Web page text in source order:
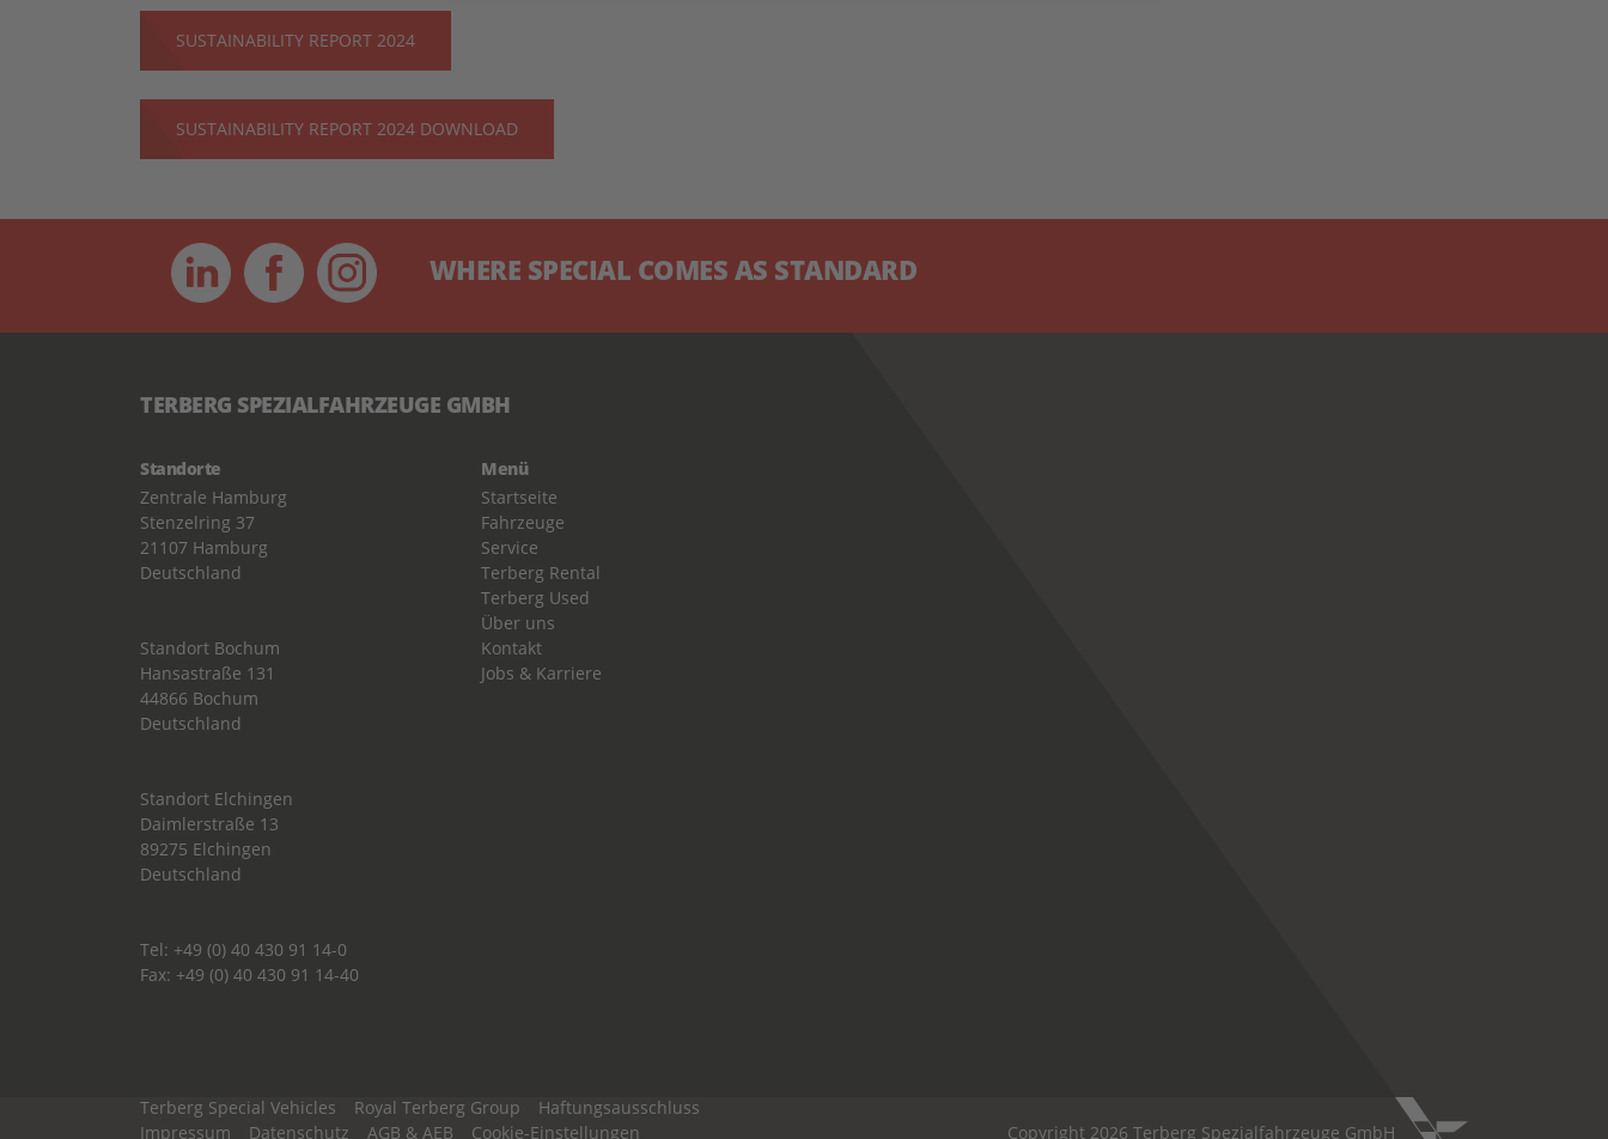
SUSTAINABILITY REPORT 2024
SUSTAINABILITY REPORT 2024 DOWNLOAD
WHERE SPECIAL COMES AS STANDARD
TERBERG SPEZIALFAHRZEUGE GMBH
Standorte
Zentrale Hamburg
Stenzelring 37
21107 Hamburg
Deutschland
Standort Bochum
Hansastraße 131
44866 Bochum
Deutschland
Standort Elchingen
Daimlerstraße 13
89275 Elchingen
Deutschland
Tel: +49 (0) 40 430 91 14-0
Fax: +49 (0) 40 430 91 14-40
Menü
Startseite
Fahrzeuge
Service
Terberg Rental
Terberg Used
Über uns
Kontakt
Jobs & Karriere
Terberg Special Vehicles Royal Terberg Group
Haftungsausschluss
Impressum
Datenschutz AGB & AEB Cookie-Einstellungen Copyright 2026 Terberg Spezialfahrzeuge GmbH